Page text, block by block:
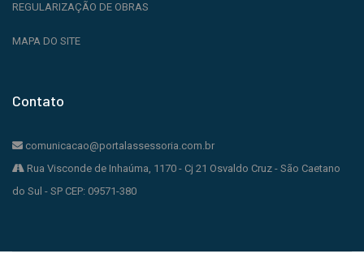
REGULARIZAÇÃO DE OBRAS
MAPA DO SITE
Contato
comunicacao@portalassessoria.com.br
Rua Visconde de Inhaúma, 1170 - Cj 21 Osvaldo Cruz - São Caetano
do Sul - SP CEP: 09571-380